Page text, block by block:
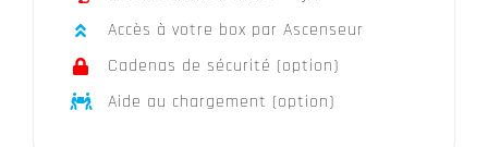
Accès à votre box par Ascenseur
Cadenas de sécurité (option)
Aide au chargement (option)